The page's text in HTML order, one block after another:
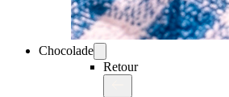
Chocolade
Retour